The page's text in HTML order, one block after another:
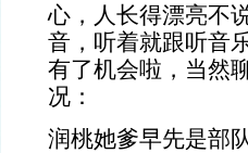
心，人长得漂亮不
音，听着就跟听音
有了机会啦，当然
况：
润桃她爹早先是部